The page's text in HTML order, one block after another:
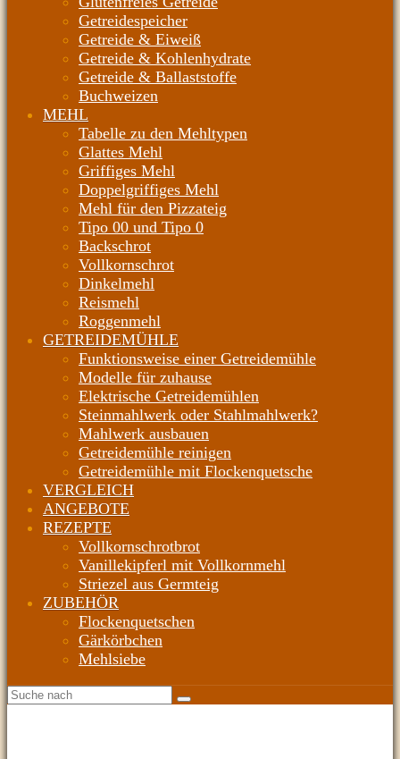
Getreidespeicher
Getreide & Eiweiß
Getreide & Kohlenhydrate
Getreide & Ballaststoffe
Buchweizen
MEHL
Tabelle zu den Mehltypen
Glattes Mehl
Griffiges Mehl
Doppelgriffiges Mehl
Mehl für den Pizzateig
Tipo 00 und Tipo 0
Backschrot
Vollkornschrot
Dinkelmehl
Reismehl
Roggenmehl
GETREIDEMÜHLE
Funktionsweise einer Getreidemühle
Modelle für zuhause
Elektrische Getreidemühlen
Steinmahlwerk oder Stahlmahlwerk?
Mahlwerk ausbauen
Getreidemühle reinigen
Getreidemühle mit Flockenquetsche
VERGLEICH
ANGEBOTE
REZEPTE
Vollkornschrotbrot
Vanillekipferl mit Vollkornmehl
Striezel aus Germteig
ZUBEHÖR
Flockenquetschen
Gärkörbchen
Mehlsiebe